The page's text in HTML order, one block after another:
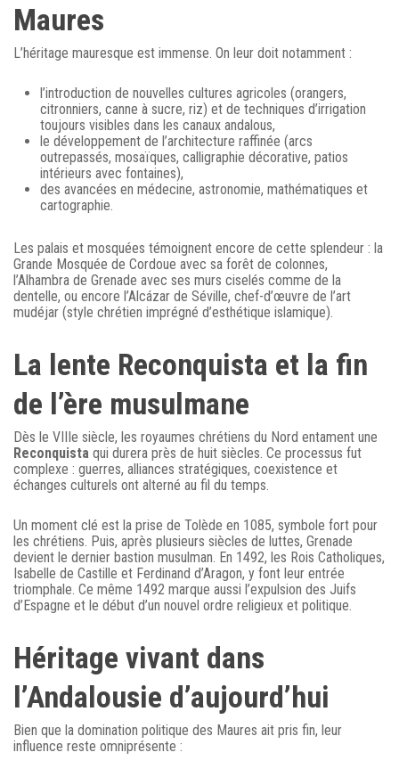
Maures
L’héritage mauresque est immense. On leur doit notamment :
l’introduction de nouvelles cultures agricoles (orangers,
citronniers, canne à sucre, riz) et de techniques d’irrigation
toujours visibles dans les canaux andalous,
le développement de l’architecture raffinée (arcs
outrepassés, mosaïques, calligraphie décorative, patios
intérieurs avec fontaines),
des avancées en médecine, astronomie, mathématiques et
cartographie.
Les palais et mosquées témoignent encore de cette splendeur : la
Grande Mosquée de Cordoue avec sa forêt de colonnes,
l’Alhambra de Grenade avec ses murs ciselés comme de la
dentelle, ou encore l’Alcázar de Séville, chef-d’œuvre de l’art
mudéjar (style chrétien imprégné d’esthétique islamique).
La lente Reconquista et la fin
de l’ère musulmane
Dès le VIIIe siècle, les royaumes chrétiens du Nord entament une
Reconquista qui durera près de huit siècles. Ce processus fut
complexe : guerres, alliances stratégiques, coexistence et
échanges culturels ont alterné au fil du temps.
Un moment clé est la prise de Tolède en 1085, symbole fort pour
les chrétiens. Puis, après plusieurs siècles de luttes, Grenade
devient le dernier bastion musulman. En 1492, les Rois Catholiques,
Isabelle de Castille et Ferdinand d’Aragon, y font leur entrée
triomphale. Ce même 1492 marque aussi l’expulsion des Juifs
d’Espagne et le début d’un nouvel ordre religieux et politique.
Héritage vivant dans
l’Andalousie d’aujourd’hui
Bien que la domination politique des Maures ait pris fin, leur
influence reste omniprésente :